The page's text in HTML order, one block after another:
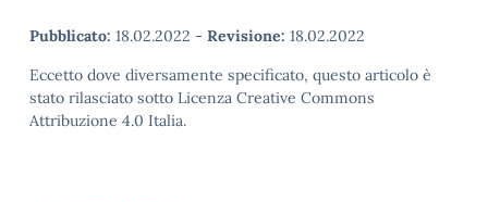
Pubblicato: 18.02.2022 - Revisione: 18.02.2022
Eccetto dove diversamente specificato, questo articolo è
stato rilasciato sotto Licenza Creative Commons
Attribuzione 4.0 Italia.